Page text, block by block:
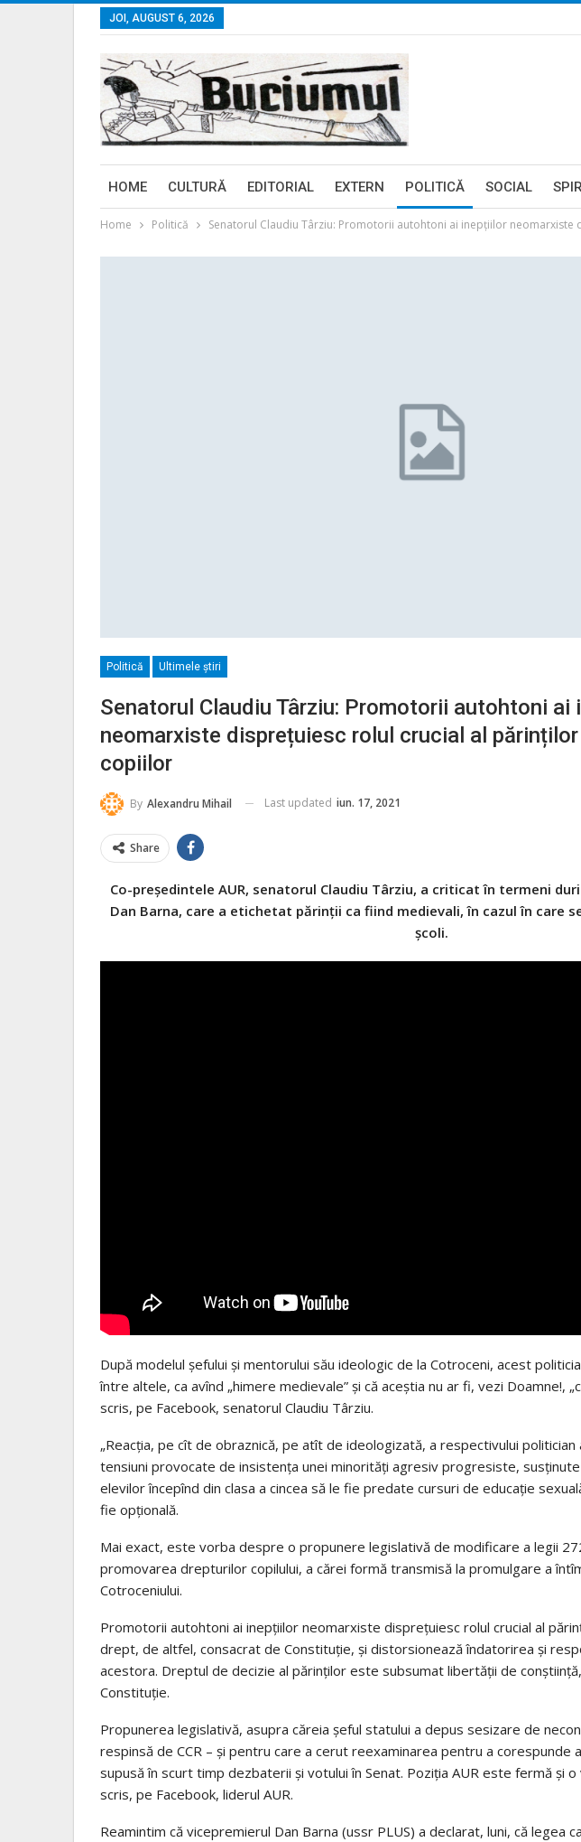
JOI, AUGUST 6, 2026
HOME CULTURĂ EDITORIAL EXTERN POLITICĂ SOCIAL
Home Politică Senatorul Claudiu Târziu: Promotorii autohtoni ai inepțiilor
Politică Ultimele ştiri
Senatorul Claudiu Târziu: Promotorii autohtoni ai
neomarxiste disprețuiesc rolul crucial al
copiilor
By Alexandru Mihail Last updated iun. 17, 2021
Share
Co-președintele AUR, senatorul Claudiu Târziu, a criticat în termeni
Dan Barna, care a etichetat părinții ca fiind medievali, în cazul în care
școli.
După modelul șefului și mentorului său ideologic de la Cotroceni, acest
între altele, ca avînd „himere medievale” și că aceștia nu ar fi, vezi Doamne!,
scris, pe Facebook, senatorul Claudiu Târziu.
„Reacția, pe cît de obraznică, pe atît de ideologizată, a respectivului
tensiuni provocate de insistența unei minorități agresiv progresiste,
elevilor începînd din clasa a cincea să le fie predate cursuri de educație
fie opțională.
Mai exact, este vorba despre o propunere legislativă de modificare a legii
promovarea drepturilor copilului, a cărei formă transmisă la promulgare a
Cotroceniului.
Promotorii autohtoni ai inepțiilor neomarxiste disprețuiesc rolul crucial al
drept, de altfel, consacrat de Constituție, și distorsionează îndatorirea și
acestora. Dreptul de decizie al părinților este subsumat libertății de
Constituție.
Propunerea legislativă, asupra căreia șeful statului a depus sesizare de
respinsă de CCR – și pentru care a cerut reexaminarea pentru a
supusă în scurt timp dezbaterii și votului în Senat. Poziția AUR este fermă și o
scris, pe Facebook, liderul AUR.
Reamintim că vicepremierul Dan Barna (ussr PLUS) a declarat, luni, că legea